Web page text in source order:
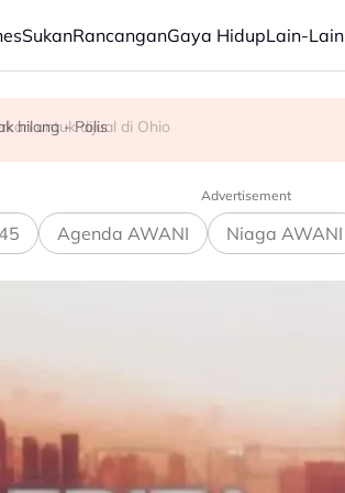
SukanRancanganGaya HidupLain-Lain
fail Epstein tanpa suntingan
untuk dijual di Ohio
hilang - Polis
Advertisement
Agenda AWANI Niaga AWANI